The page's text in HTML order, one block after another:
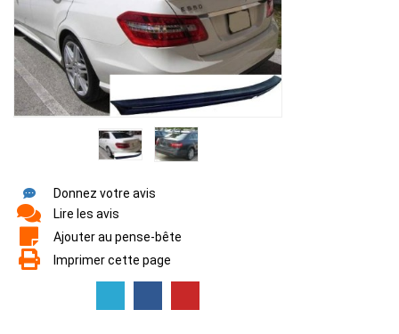
Donnez votre avis
Lire les avis
Ajouter au pense-bête
Imprimer cette page